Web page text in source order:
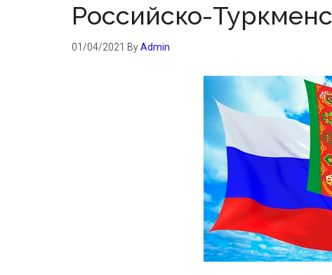
Российско-
01/04/2021 ByAdmin